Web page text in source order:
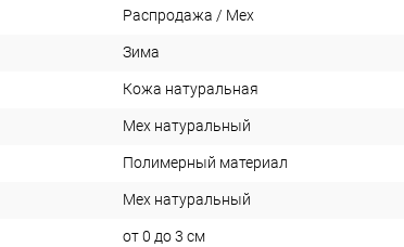
Распродажа / Mex
Зима
Кожа натуральная
Мех натуральный
Полимерный материал
Мех натуральный
от 0 до 3 см